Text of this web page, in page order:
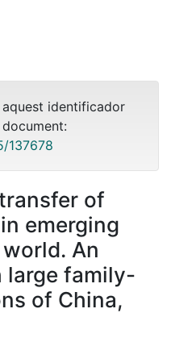
identificador
137678
of
emerging
An
large family-
of China,